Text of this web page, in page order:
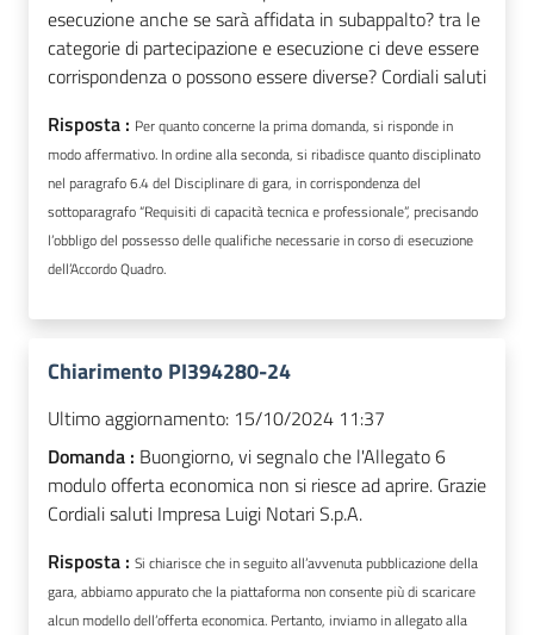
esecuzione anche se sarà affidata in subappalto? tra le
categorie di partecipazione e esecuzione ci deve essere
corrispondenza o possono essere diverse? Cordiali saluti
Risposta : Per quanto concerne la prima domanda, si risponde in
modo affermativo. In ordine alla seconda, si ribadisce quanto disciplinato
nel paragrafo 6.4 del Disciplinare di gara, in corrispondenza del
sottoparagrafo “Requisiti di capacità tecnica e professionale”, precisando
l’obbligo del possesso delle qualifiche necessarie in corso di esecuzione
dell’Accordo Quadro.
Chiarimento PI394280-24
Ultimo aggiornamento: 15/10/2024 11:37
Domanda : Buongiorno, vi segnalo che l'Allegato 6
modulo offerta economica non si riesce ad aprire. Grazie
Cordiali saluti Impresa Luigi Notari S.p.A.
Risposta : Si chiarisce che in seguito all’avvenuta pubblicazione della
gara, abbiamo appurato che la piattaforma non consente più di scaricare
alcun modello dell’offerta economica. Pertanto, inviamo in allegato alla